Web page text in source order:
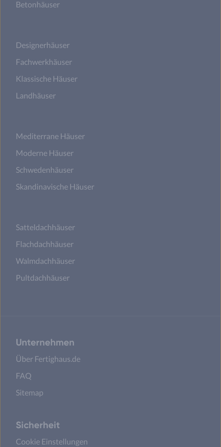
Betonhäuser
Designerhäuser
Fachwerkhäuser
Klassische Häuser
Landhäuser
Mediterrane Häuser
Moderne Häuser
Schwedenhäuser
Skandinavische Häuser
Satteldachhäuser
Flachdachhäuser
Walmdachhäuser
Pultdachhäuser
Unternehmen
Über Fertighaus.de
FAQ
Sitemap
Sicherheit
Cookie Einstellungen